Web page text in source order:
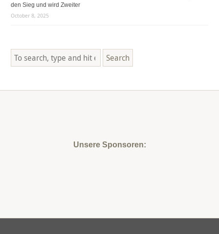
den Sieg und wird Zweiter
October 8, 2025
Search
Unsere Sponsoren: